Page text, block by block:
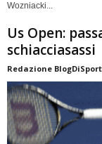
Wozniacki...
Us Open:
schiacciasassi
Redazione BlogDiSport